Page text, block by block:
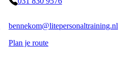
bennekom@litepersonaltraining.nl
Plan je route